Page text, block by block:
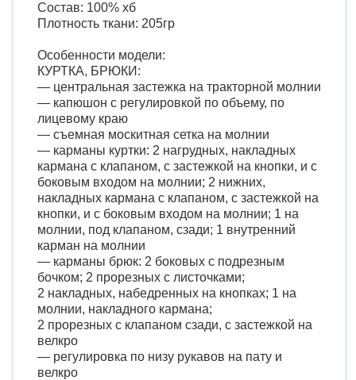
Состав: 100% хб
Плотность ткани: 205гр
Особенности модели:
КУРТКА, БРЮКИ:
— центральная застежка на тракторной молнии
— капюшон с регулировкой по объему, по
лицевому краю
— съемная москитная сетка на молнии
— карманы куртки: 2 нагрудных, накладных
кармана с клапаном, с застежкой на кнопки, и с
боковым входом на молнии; 2 нижних,
накладных кармана с клапаном, с застежкой на
кнопки, и с боковым входом на молнии; 1 на
молнии, под клапаном, сзади; 1 внутренний
карман на молнии
— карманы брюк: 2 боковых с подрезным
бочком; 2 прорезных с листочками;
2 накладных, набедренных на кнопках; 1 на
молнии, накладного кармана;
2 прорезных с клапаном сзади, с застежкой на
велкро
— регулировка по низу рукавов на пату и
велкро